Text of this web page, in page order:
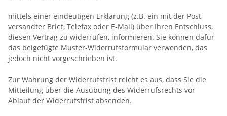
mittels einer eindeutigen Erklärung (z.B. ein mit der Post
versandter Brief, Telefax oder E-Mail) über Ihren Entschluss,
diesen Vertrag zu widerrufen, informieren. Sie können dafür
das beigefügte Muster-Widerrufsformular verwenden, das
jedoch nicht vorgeschrieben ist.
Zur Wahrung der Widerrufsfrist reicht es aus, dass Sie die
Mitteilung über die Ausübung des Widerrufsrechts vor
Ablauf der Widerrufsfrist absenden.